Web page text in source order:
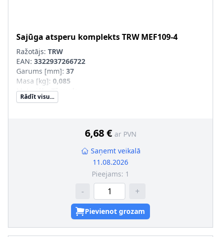
Sajūga atsperu komplektsTRW MEF109-4
Ražotājs: TRW
EAN: 3322937266722
Garums [mm]: 37
Masa [kg]: 0,085
Materiāls:Tērauds
Iekšējais diametrs [mm]
Informācija nav pieejama, lūdzu, griezieties pie
Rādīt visu...
6,68 € ar PVN
Saņemt veikalā
11.08.2026
Pieejams: 1
- +
Pievienot grozam